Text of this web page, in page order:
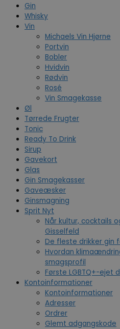
Gin
Whisky
Vin
Michaels Vin Hjørne
Portvin
Bobler
Hvidvin
Rødvin
Rosé
Vin Smagekasse
Øl
Tørrede Frugter
Tonic
Ready To Drink
Sirup
Gavekort
Glas
Gin Smagekasser
Gaveæsker
Ginsmagning
Sprit Nyt
Når kultur, cocktails
Gisselfeld
De fleste drikker gin
Hvordan
smagsprofil
Første LGBTQ+-ejet
Kontoinformationer
Kontoinformationer
Adresser
Ordrer
Glemt adgangskode